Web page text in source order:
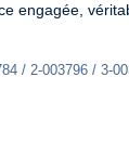
engagée,
/ 2-003796 / 3-